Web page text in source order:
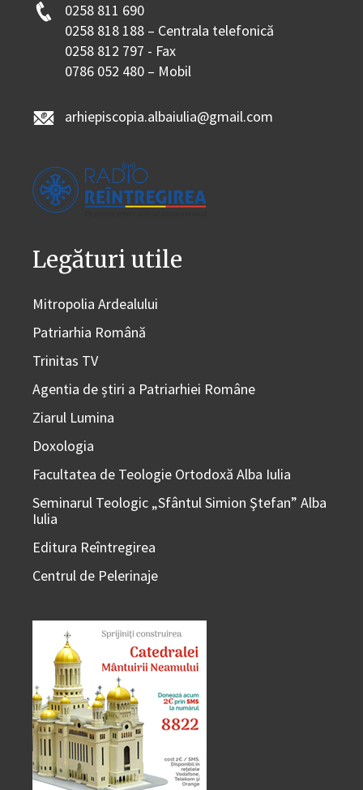
0258 811 690
0258 818 188 – Centrala telefonică
0258 812 797 - Fax
0786 052 480 – Mobil
arhiepiscopia.albaiulia@gmail.com
Legături utile
Mitropolia Ardealului
Patriarhia Română
Trinitas TV
Agentia de știri a Patriarhiei Române
Ziarul Lumina
Doxologia
Facultatea de Teologie Ortodoxă Alba Iulia
Seminarul Teologic „Sfântul Simion Ştefan” Alba
Iulia
Editura Reîntregirea
Centrul de Pelerinaje